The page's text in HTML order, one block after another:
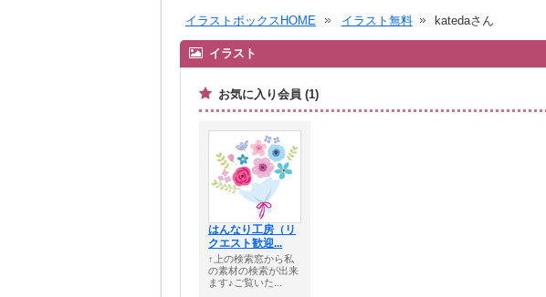
イラストボックスHOME イラスト無料 katedaさん
イラスト
お気に入り会員 (1)
はんなり工房（リ
クエスト歓迎...
↑上の検索窓から私
の素材の検索が出来
ます♪ご覧いた...